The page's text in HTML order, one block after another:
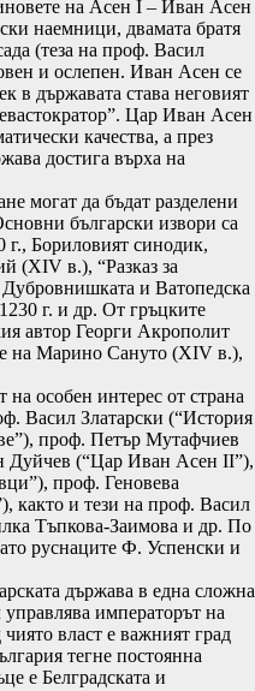
на Асен I – Иван Асен
наемници, двамата братя
(теза на проф. Васил
и ослепен. Иван Асен се
в държавата става неговият
Цар Иван Асен
качества, а през
достига върха на
могат да бъдат разделени
български извори са
Бориловият синодик,
(ХIV в.), “Разказ за
и Ватопедска
г. и др. От гръцките
автор Георги Акрополит
на Марино Сануто (ХIV в.),
особен интерес от страна
Васил Златарски (“История
проф. Петър Мутафчиев
Дуйчев (“Цар Иван Асен II”),
проф. Геновева
както и тези на проф. Васил
Тъпкова-Заимова и др. По
руснаците Ф. Успенски и
държава в една сложна
императорът на
власт е важният град
тегне постоянна
е Белградската и